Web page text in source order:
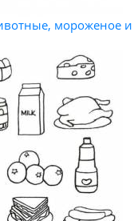
мороженое и